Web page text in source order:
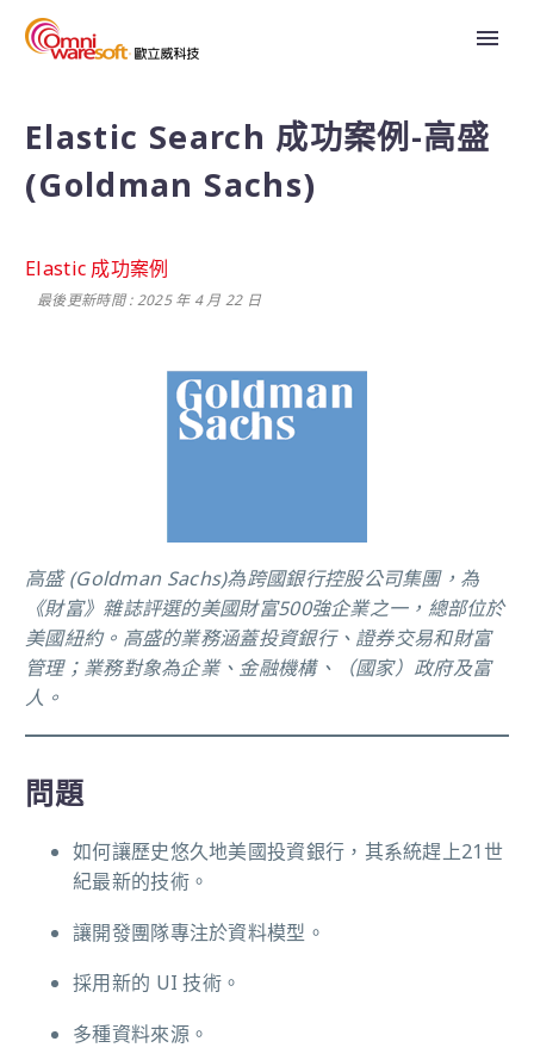
Elastic Search 成功案例-高盛
(Goldman Sachs)
Elastic 成功案例
最後更新時間 : 2025 年 4 月 22 日
高盛 (Goldman Sachs)為跨國銀行控股公司集團，為
《財富》雜誌評選的美國財富500強企業之一，總部位於
美國紐約。高盛的業務涵蓋投資銀行、證券交易和財富
管理；業務對象為企業、金融機構、（國家）政府及富
人。
問題
如何讓歷史悠久地美國投資銀行，其系統趕上21世
紀最新的技術。
讓開發團隊專注於資料模型。
採用新的 UI 技術。
多種資料來源。